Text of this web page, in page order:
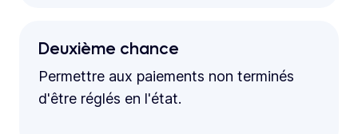
Deuxième chance
Permettre aux paiements non terminés
d'être réglés en l'état.